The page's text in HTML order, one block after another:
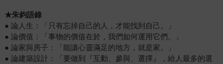
★朱鈞語錄
● 論人生：「只有忘掉自己的人，才能找到自己。」
● 論價值：「事物的價值在於，我們如何運用它們。」
● 論家與房子：「能讓心靈滿足的地方，就是家。」
● 論建築設計：「要做到『互動、參與、選擇』，給人最多的選